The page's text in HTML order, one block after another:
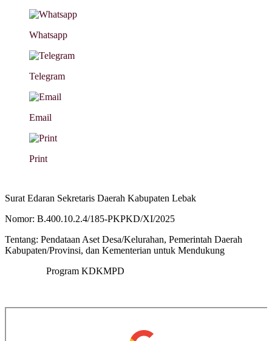
Whatsapp
Telegram
Email
Print
Surat Edaran Sekretaris Daerah Kabupaten Lebak
Nomor: B.400.10.2.4/185-PKPKD/XI/2025
Tentang: Pendataan Aset Desa/Kelurahan, Pemerintah Daerah
Kabupaten/Provinsi, dan Kementerian untuk Mendukung
Program KDKMPD